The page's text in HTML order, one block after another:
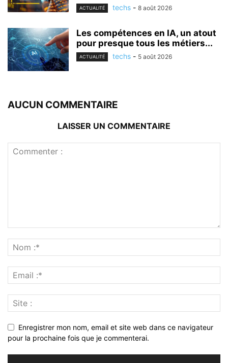
ACTUALITÉ techs - 8 août 2026
Les compétences en IA, un atout
pour presque tous les métiers...
ACTUALITÉ techs - 5 août 2026
AUCUN COMMENTAIRE
LAISSER UN COMMENTAIRE
Enregistrer mon nom, email et site web dans ce navigateur
pour la prochaine fois que je commenterai.